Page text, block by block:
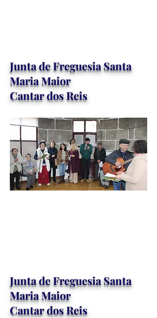
Junta de Freguesia Santa
Maria Maior
Cantar dos Reis
Junta de Freguesia Santa
Maria Maior
Cantar dos Reis